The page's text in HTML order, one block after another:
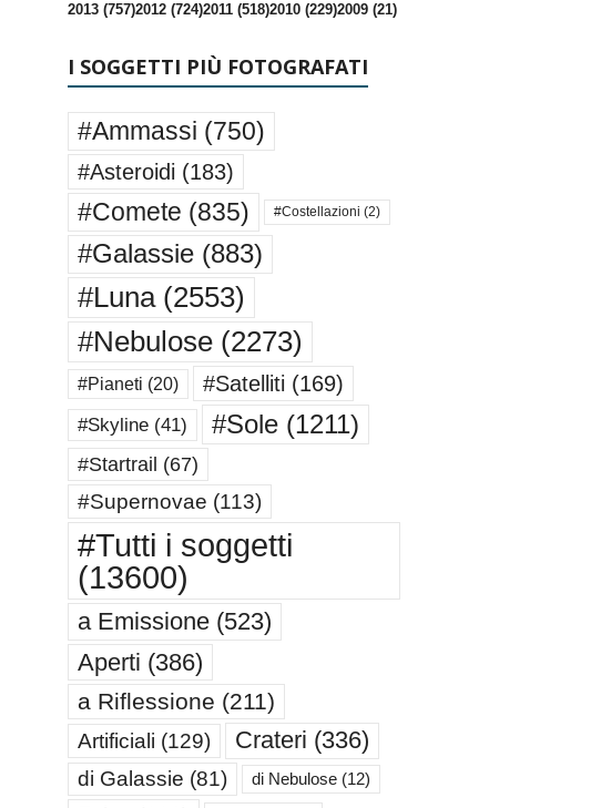
2013 (757)2012 (724)2011 (518)2010 (229)2009 (21)
I SOGGETTI PIÙ FOTOGRAFATI
#Ammassi (750)
#Asteroidi (183)
#Comete (835) #Costellazioni (2)
#Galassie(883)
#Luna(2553)
#Nebulose(2273)
#Pianeti (20) #Satelliti (169)
#Skyline(41) #Sole(1211)
#Startrail (67)
#Supernovae (113)
#Tutti i soggetti
(13600)
a Emissione(523)
Aperti (386)
a Riflessione (211)
Artificiali (129) Crateri (336)
di Galassie (81) di Nebulose(12)